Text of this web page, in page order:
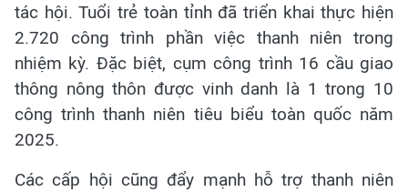
tác hội. Tuổi trẻ toàn tỉnh đã triển khai thực hiện
2.720 công trình phần việc thanh niên trong
nhiệm kỳ. Đặc biệt, cụm công trình 16 cầu giao
thông nông thôn được vinh danh là 1 trong 10
công trình thanh niên tiêu biểu toàn quốc năm
2025.
Các cấp hội cũng đẩy mạnh hỗ trợ thanh niên